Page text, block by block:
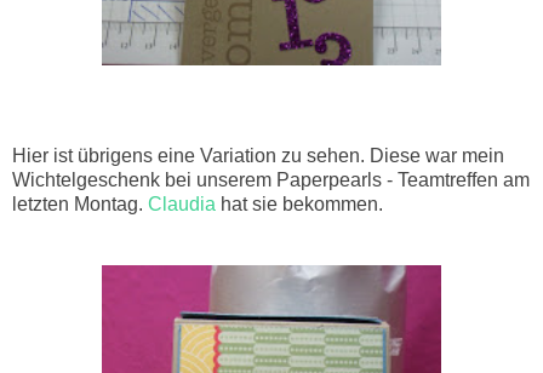
Hier ist übrigens eine Variation zu sehen. Diese war mein
Wichtelgeschenk bei unserem Paperpearls - Teamtreffen am
letzten Montag. Claudia hat sie bekommen.